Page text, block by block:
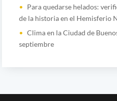
Para quedarse helados:
de la historia en el Hemisferio
Clima en la Ciudad de
septiembre